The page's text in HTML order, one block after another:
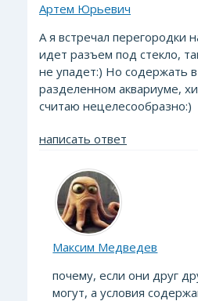
Артем Юрьевич
А я встречал перегородки
идет разъем под стекло,
не упадет:) Но содержать
разделенном аквариуме,
считаю нецелесообразно:)
написать ответ
Максим Медведев
почему, если они друг
могут, а условия